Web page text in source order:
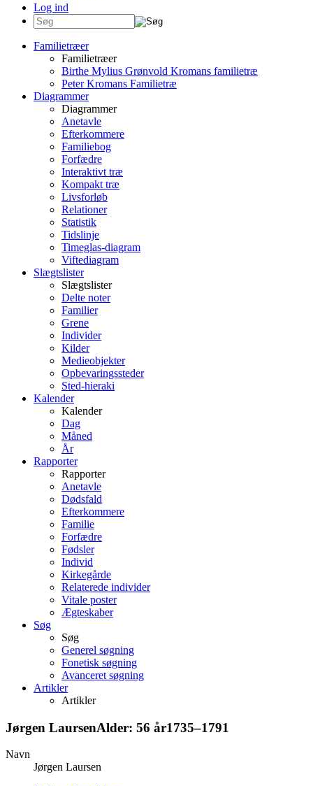
Log ind
Familietræer
Familietræer
Birthe Mylius Grønvold Kromans familietræ
Peter Kromans Familietræ
Diagrammer
Diagrammer
Anetavle
Efterkommere
Familiebog
Forfædre
Interaktivt træ
Kompakt træ
Livsforløb
Relationer
Statistik
Tidslinje
Timeglas-diagram
Viftediagram
Slægtslister
Slægtslister
Delte noter
Familier
Grene
Individer
Kilder
Medieobjekter
Opbevaringssteder
Sted-hieraki
Kalender
Kalender
Dag
Måned
År
Rapporter
Rapporter
Anetavle
Dødsfald
Efterkommere
Familie
Forfædre
Fødsler
Individ
Kirkegårde
Relaterede individer
Vitale poster
Ægteskaber
Søg
Søg
Generel søgning
Fonetisk søgning
Avanceret søgning
Artikler
Artikler
Jørgen LaursenAlder: 56 år1735–1791
Navn
Jørgen Laursen